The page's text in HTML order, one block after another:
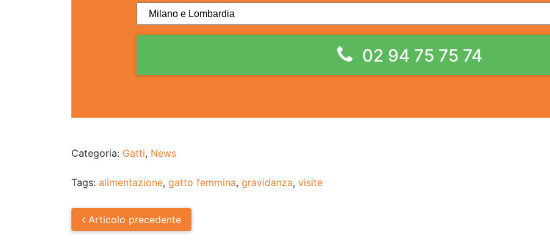
02 94 75 75 74
Categoria: Gatti, News
Tags: alimentazione, gatto femmina, gravidanza, visite
Post
navigation
Articolo precedente